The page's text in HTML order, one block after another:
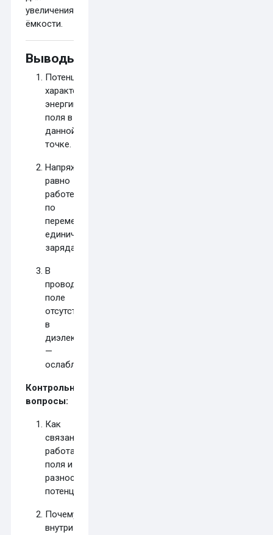
увеличения
ёмкости.
Выводы
Потенциал
характеризует
энергию
поля в
данной
точке.
Напряжение
равно
работе
по
перемещению
единичного
заряда.
В
проводниках
поле
отсутствует,
в
диэлектриках
—
ослабляется.
Контрольные
вопросы:
Как
связаны
работа
поля и
разность
потенциалов?
Почему
внутри